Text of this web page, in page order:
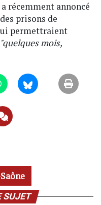
récemment annoncé
prisons de
permettraient
"quelques mois,
SUJET